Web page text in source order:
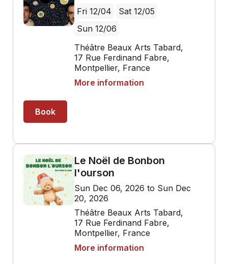
Fri 12/04
Sat 12/05
Sun 12/06
Théâtre Beaux Arts Tabard,
17 Rue Ferdinand Fabre,
Montpellier, France
More information
Book
Le Noël de Bonbon
l'ourson
Sun Dec 06, 2026 to Sun Dec
20, 2026
Théâtre Beaux Arts Tabard,
17 Rue Ferdinand Fabre,
Montpellier, France
More information